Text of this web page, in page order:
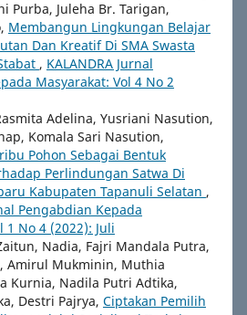
Purba, Juleha Br. Tarigan,
Membangun Lingkungan Belajar
Dan Kreatif Di SMA Swasta
, KALANDRA Jurnal
Masyarakat: Vol 4 No 2
Adelina, Yusriani Nasution,
Komala Sari Nasution,
Pohon Sebagai Bentuk
Perlindungan Satwa Di
Kabupaten Tapanuli Selatan ,
Pengabdian Kepada
1 No 4 (2022): Juli
Nadia, Fajri Mandala Putra,
Amirul Mukminin, Muthia
Kurnia, Nadila Putri Adtika,
Destri Pajrya, Ciptakan Pemilih